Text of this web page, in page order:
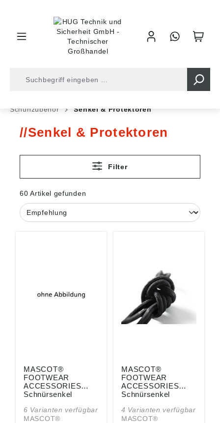
Schuhzubehör
Senkel & Protektoren
Senkel & Protektoren
Filter
60 Artikel gefunden
MASCOT®
FOOTWEAR
ACCESSORIES
Schnürsenkel
6 Varianten verfügbar
MASCOT®
MASCOT®
FOOTWEAR
ACCESSORIES
Schnürsenkel
4 Varianten verfügbar
MASCOT®